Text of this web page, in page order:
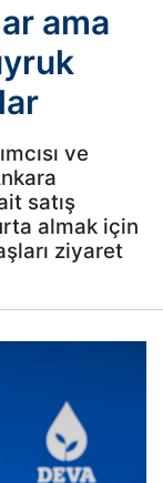
ama
ve
satış
almak için
ziyaret